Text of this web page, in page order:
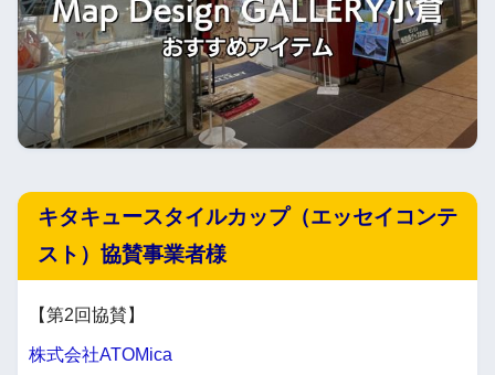
キタキュースタイルカップ（エッセイコンテ
スト）協賛事業者様
【第2回協賛】
株式会社ATOMica